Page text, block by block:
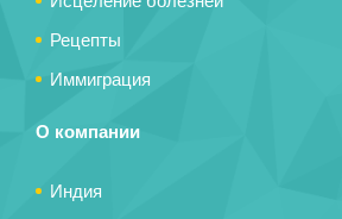
Рецепты
Иммиграция
О компании
Индия